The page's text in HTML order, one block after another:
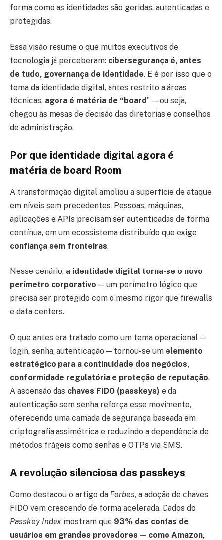
forma como as identidades são geridas, autenticadas e
protegidas.
Essa visão resume o que muitos executivos de
tecnologia já perceberam: cibersegurança é, antes
de tudo, governança de identidade. E é por isso que o
tema da identidade digital, antes restrito a áreas
técnicas, agora é matéria de “board” — ou seja,
chegou às mesas de decisão das diretorias e conselhos
de administração.
Por que identidade digital agora é
matéria de board Room
A transformação digital ampliou a superfície de ataque
em níveis sem precedentes. Pessoas, máquinas,
aplicações e APIs precisam ser autenticadas de forma
contínua, em um ecossistema distribuído que exige
confiança sem fronteiras.
Nesse cenário, a identidade digital torna-se o novo
perímetro corporativo — um perímetro lógico que
precisa ser protegido com o mesmo rigor que firewalls
e data centers.
O que antes era tratado como um tema operacional —
login, senha, autenticação — tornou-se um elemento
estratégico para a continuidade dos negócios,
conformidade regulatória e proteção de reputação.
A ascensão das chaves FIDO (passkeys) e da
autenticação sem senha reforça esse movimento,
oferecendo uma camada de segurança baseada em
criptografia assimétrica e reduzindo a dependência de
métodos frágeis como senhas e OTPs via SMS.
A revolução silenciosa das passkeys
Como destacou o artigo da Forbes, a adoção de chaves
FIDO vem crescendo de forma acelerada. Dados do
Passkey Index mostram que 93% das contas de
usuários em grandes provedores — como Amazon,